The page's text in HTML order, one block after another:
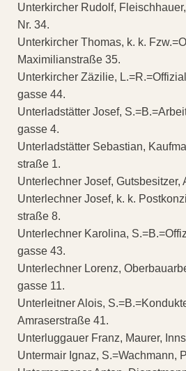
Unterkircher Rudolf,
Nr. 34.
Unterkircher Thomas, k. k.
Maximilianstraße 35.
Unterkircher Zäzilie,
gasse 44.
Unterladstätter Josef,
gasse 4.
Unterladstätter Sebastian,
straße 1.
Unterlechner Josef, Gutsbesitzer,
Unterlechner Josef, k. k.
straße 8.
Unterlechner Karolina,
gasse 43.
Unterlechner Lorenz,
gasse 11.
Unterleitner Alois,
Amraserstraße 41.
Unterluggauer Franz, Maurer,
Untermair Ignaz, S.=Wachmann,